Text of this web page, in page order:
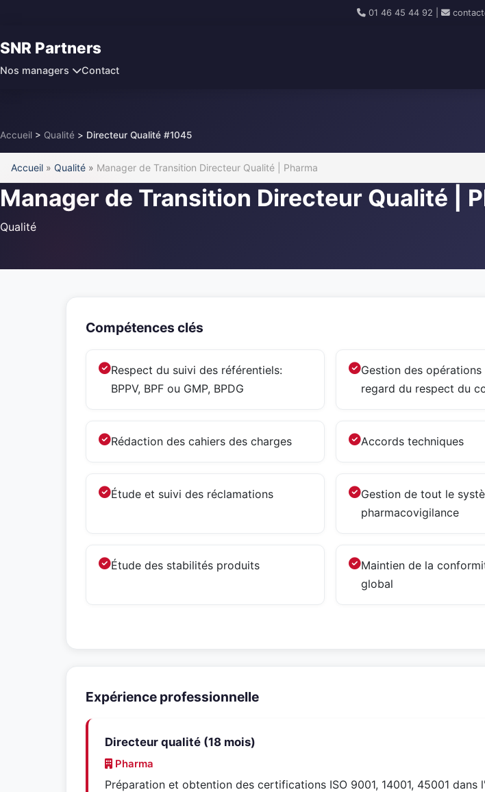
01 46 45 44 92
SNR Partners
Nos managers Contact
Accueil > Qualité > Directeur Qualité #1045
Accueil » Qualité » Manager de Transition Directeur Qualité | Pharma
Manager de Transition Directeur Qualité |
Qualité
Compétences clés
Respect du suivi des référentiels:
BPPV, BPF ou GMP, BPDG
Gestion des opérations
regard du respect du
Rédaction des cahiers des charges Accords techniques
Étude et suivi des réclamations
Gestion de tout le
pharmacovigilance
Étude des stabilités produits
Maintien de la
global
Expérience professionnelle
Directeur qualité (18 mois)
Pharma
Préparation et obtention des certifications ISO 9001, 14001, 45001 dans